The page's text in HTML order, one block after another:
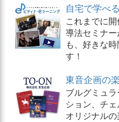
自宅で学べ
これまでに
導法セミナ
も、好きな
す！
東音企画の
ブルグミュ
ション、チ
オリジナルの